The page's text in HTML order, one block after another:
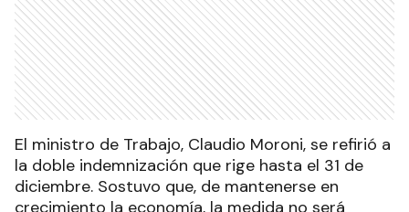
El ministro de Trabajo, Claudio Moroni, se refirió a
la doble indemnización que rige hasta el 31 de
diciembre. Sostuvo que, de mantenerse en
crecimiento la economía, la medida no será